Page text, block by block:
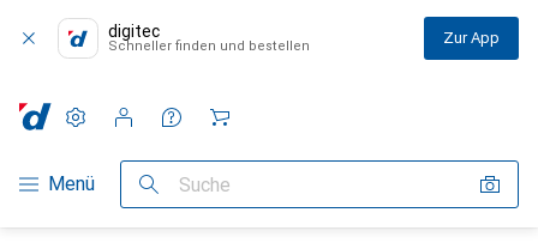
digitec
Schneller finden und bestellen Zur App
Navigation nach Kategorien
Menü Suche
Einstellungen
Kundenkonto
Vergleichslisten
Merklisten
Warenkorb